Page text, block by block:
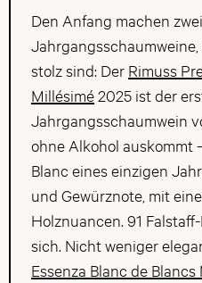
Den Anfang machen zwei
stolz sind: Der Rimuss
Millésimé2025 ist der
Jahrgangsschaumwein
ohne Alkohol auskommt
Blanc eines einzigen
und Gewürznote, mit
Holznuancen. 91
sich. Nicht weniger
Essenza Blanc de